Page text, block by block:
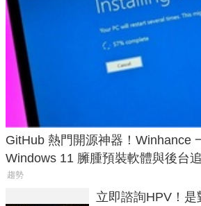
GitHub 熱門開源神器！Winhance
Windows 11 臃腫預裝軟體與後台
趨勢
立即諮詢HPV！